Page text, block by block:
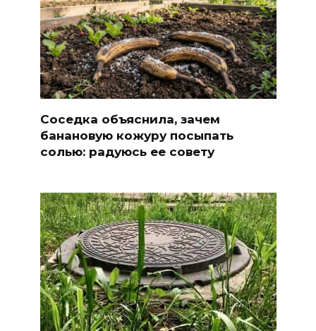
Соседка объяснила, зачем
банановую кожуру посыпать
солью: радуюсь ее совету